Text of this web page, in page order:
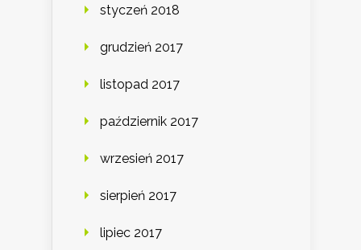
styczeń 2018
grudzień 2017
listopad 2017
październik 2017
wrzesień 2017
sierpień 2017
lipiec 2017